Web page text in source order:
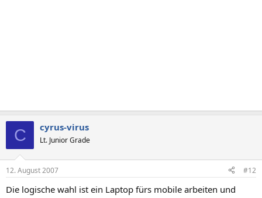
C cyrus-virus
Lt. Junior Grade
12. August 2007 #12
Die logische wahl ist ein Laptop fürs mobile arbeiten und